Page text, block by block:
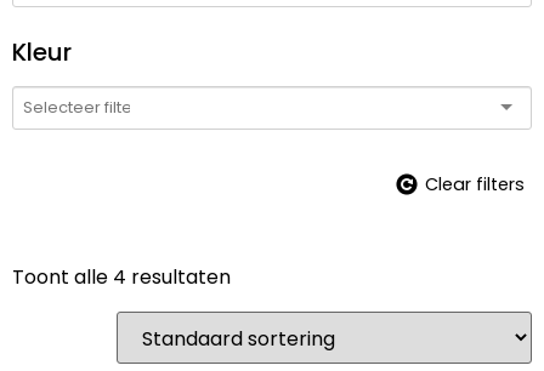
Kleur
Clear filters
Toont alle 4 resultaten